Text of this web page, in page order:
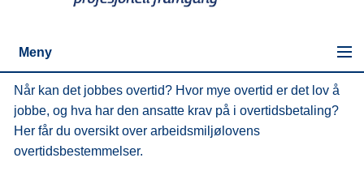
Meny
Når kan det jobbes overtid? Hvor mye overtid er det lov å
jobbe, og hva har den ansatte krav på i overtidsbetaling?
Her får du oversikt over arbeidsmiljølovens
overtidsbestemmelser.